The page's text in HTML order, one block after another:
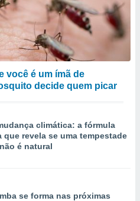
você é um ímã de
decide quem picar
climática: a fórmula
que revela se uma tempestade
é natural
se forma nas próximas